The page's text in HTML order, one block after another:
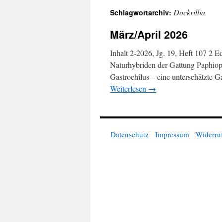
springen
Schlagwortarchiv: Dockrillia
März/April 2026
Inhalt 2-2026, Jg. 19, Heft 107 2
Naturhybriden der Gattung
Gastrochilus – eine unterschätzte
Weiterlesen →
Datenschutz Impressum